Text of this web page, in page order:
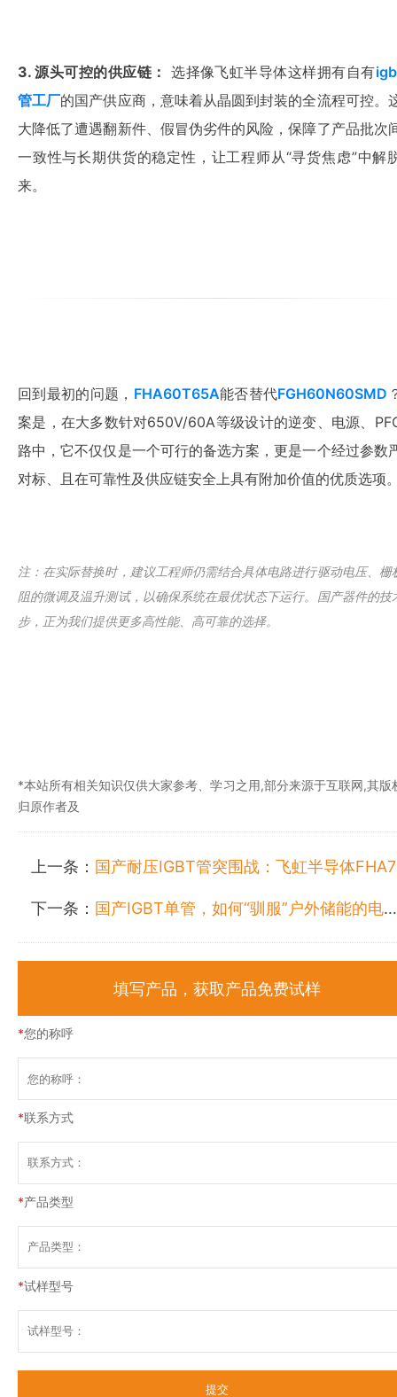
3. 源头可控的供应链： 选择像飞虹半导体这样拥有自有
管工厂的国产供应商，意味着从晶圆到封装的全流程可控。
大降低了遭遇翻新件、假冒伪劣件的风险，保障了产品批次
一致性与长期供货的稳定性，让工程师从“寻货焦虑”中解
来。
回到最初的问题， FHA60T65A能否替代FGH60N60SMD
案是，在大多数针对650V/60A等级设计的逆变、电源、
路中，它不仅仅是一个可行的备选方案，更是一个经过参数
对标、且在可靠性及供应链安全上具有附加价值的优质选项
注：在实际替换时，建议工程师仍需结合具体电路进行驱动电压、栅
阻的微调及温升测试，以确保系统在最优状态下运行。国产器件的技
步，正为我们提供更多高性能、高可靠的选择。
*本站所有相关知识仅供大家参考、学习之用,部分来源于互联网,其版
归原作者及
上一条： 国产耐压IGBT管突围战：飞虹半导体FHA75T65A如何破解VCD变频器选型困局？
下一条： 国产IGBT单管，如何“驯服”户外储能的电与热？
填写产品，获取产品免费试样
*您的称呼
*联系方式
*产品类型
*试样型号